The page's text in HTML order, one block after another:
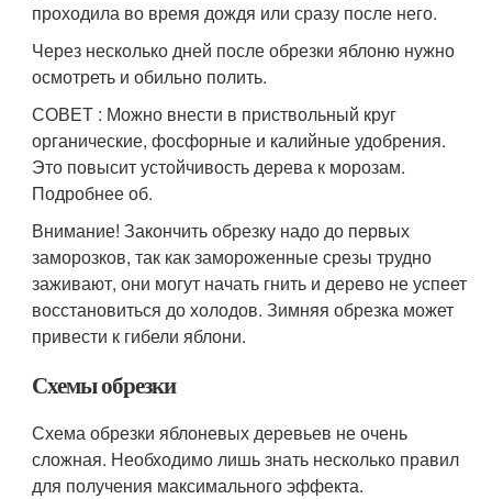
проходила во время дождя или сразу после него.
Через несколько дней после обрезки яблоню нужно
осмотреть и обильно полить.
СОВЕТ : Можно внести в приствольный круг
органические, фосфорные и калийные удобрения.
Это повысит устойчивость дерева к морозам.
Подробнее об.
Внимание! Закончить обрезку надо до первых
заморозков, так как замороженные срезы трудно
заживают, они могут начать гнить и дерево не успеет
восстановиться до холодов. Зимняя обрезка может
привести к гибели яблони.
Схемы обрезки
Схема обрезки яблоневых деревьев не очень
сложная. Необходимо лишь знать несколько правил
для получения максимального эффекта.